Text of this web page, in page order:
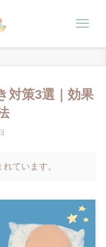
対策3選｜効果
ています。